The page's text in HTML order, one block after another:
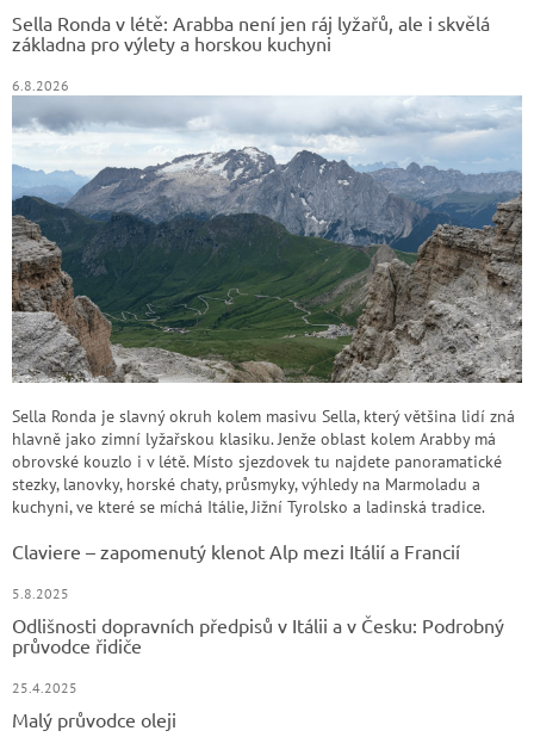
Sella Ronda v létě: Arabba není jen ráj lyžařů, ale i skvělá
základna pro výlety a horskou kuchyni
6.8.2026
Sella Ronda je slavný okruh kolem masivu Sella, který většina lidí zná
hlavně jako zimní lyžařskou klasiku. Jenže oblast kolem Arabby má
obrovské kouzlo i v létě. Místo sjezdovek tu najdete panoramatické
stezky, lanovky, horské chaty, průsmyky, výhledy na Marmoladu a
kuchyni, ve které se míchá Itálie, Jižní Tyrolsko a ladinská tradice.
Claviere – zapomenutý klenot Alp mezi Itálií a Francií
5.8.2025
Odlišnosti dopravních předpisů v Itálii a v Česku: Podrobný
průvodce řidiče
25.4.2025
Malý průvodce oleji